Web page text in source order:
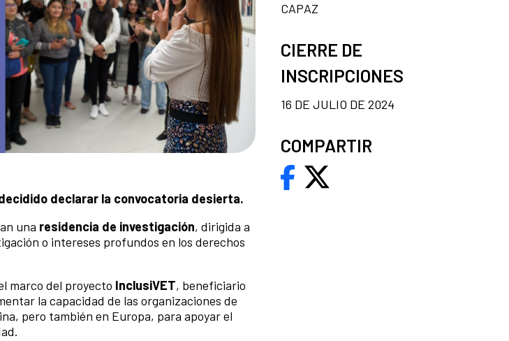
declarar la convocatoria desierta.
una residencia de investigación, dirigida a
o intereses profundos en los derechos
marco del proyecto InclusiVET, beneficiario
la capacidad de las organizaciones de
pero también en Europa, para apoyar el
CAPAZ
CIERRE DE
INSCRIPCIONES
16 DE JULIO DE 2024
COMPARTIR